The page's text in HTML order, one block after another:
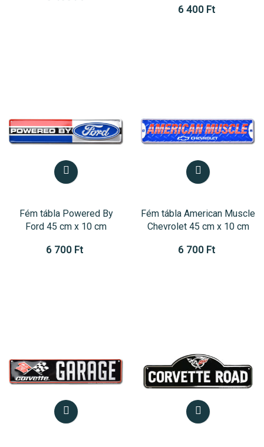
6 400 Ft
Fém tábla Powered By
Ford 45 cm x 10 cm
6 700 Ft
Fém tábla American Muscle
Chevrolet 45 cm x 10 cm
6 700 Ft